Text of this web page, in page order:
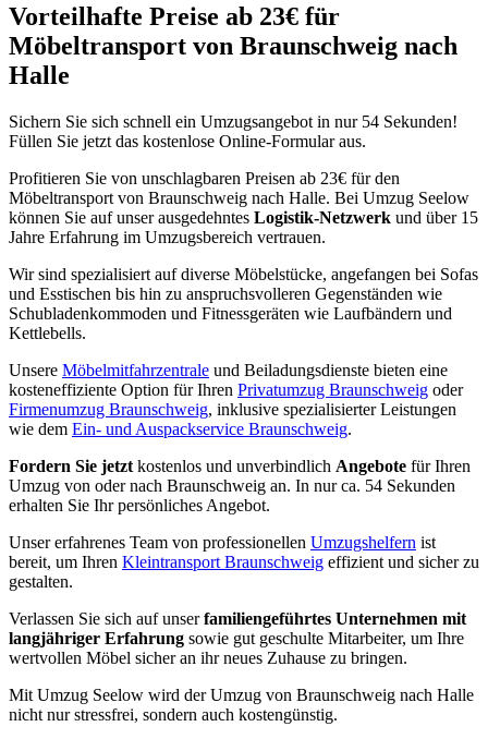
Vorteilhafte Preise ab 23€ für
Möbeltransport von Braunschweig nach
Halle
Sichern Sie sich schnell ein Umzugsangebot in nur 54 Sekunden!
Füllen Sie jetzt das kostenlose Online-Formular aus.
Profitieren Sie von unschlagbaren Preisen ab 23€ für den
Möbeltransport von Braunschweig nach Halle. Bei Umzug Seelow
können Sie auf unser ausgedehntes Logistik-Netzwerk und über 15
Jahre Erfahrung im Umzugsbereich vertrauen.
Wir sind spezialisiert auf diverse Möbelstücke, angefangen bei Sofas
und Esstischen bis hin zu anspruchsvolleren Gegenständen wie
Schubladenkommoden und Fitnessgeräten wie Laufbändern und
Kettlebells.
Unsere Möbelmitfahrzentrale und Beiladungsdienste bieten eine
kosteneffiziente Option für Ihren Privatumzug Braunschweig oder
Firmenumzug Braunschweig, inklusive spezialisierter Leistungen
wie dem Ein- und Auspackservice Braunschweig.
Fordern Sie jetzt kostenlos und unverbindlich Angebote für Ihren
Umzug von oder nach Braunschweig an. In nur ca. 54 Sekunden
erhalten Sie Ihr persönliches Angebot.
Unser erfahrenes Team von professionellen Umzugshelfern ist
bereit, um Ihren Kleintransport Braunschweig effizient und sicher zu
gestalten.
Verlassen Sie sich auf unserfamiliengeführtes Unternehmen mit
langjähriger Erfahrung sowie gut geschulte Mitarbeiter, um Ihre
wertvollen Möbel sicher an ihr neues Zuhause zu bringen.
Mit Umzug Seelow wird der Umzug von Braunschweig nach Halle
nicht nur stressfrei, sondern auch kostengünstig.